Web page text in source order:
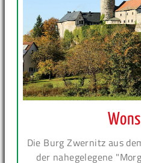
Die Burg Zwernitz aus
der nahegelegene